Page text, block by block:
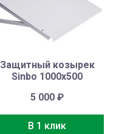
Защитный козырек
Sinbo 1000х500
5 000₽
В 1 клик